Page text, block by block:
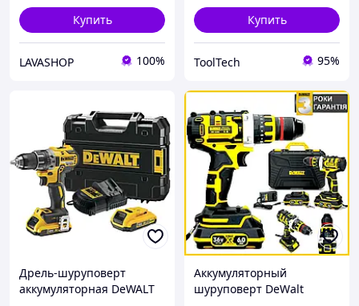
Купить
LAVASHOP 100%
Купить
ToolTech 95%
Дрель-шуруповерт
аккумуляторная DeWALT
Аккумуляторный
шуруповерт DeWalt